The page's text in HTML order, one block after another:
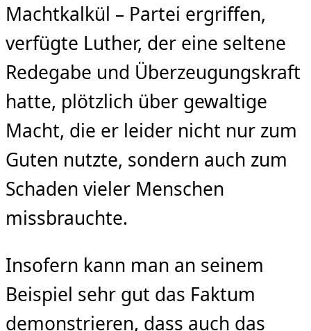
Machtkalkül – Partei ergriffen,
verfügte Luther, der eine seltene
Redegabe und Überzeugungskraft
hatte, plötzlich über gewaltige
Macht, die er leider nicht nur zum
Guten nutzte, sondern auch zum
Schaden vieler Menschen
missbrauchte.
Insofern kann man an seinem
Beispiel sehr gut das Faktum
demonstrieren, dass auch das